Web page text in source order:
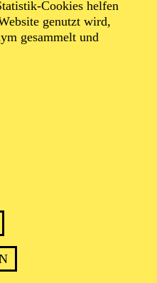
Cookies helfen
genutzt wird,
gesammelt und
einem Mysterium von
HOFFNUNG
MUSIK VON
KORNGOLD